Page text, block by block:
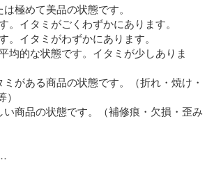
極めて美品の状態です。
。イタミがごくわずかにあります。
。イタミがわずかにあります。
均的な状態です。イタミが少しありま
がある商品の状態です。（折れ・焼け・
い商品の状態です。（補修痕・欠損・歪み
料はお客様負担となります。